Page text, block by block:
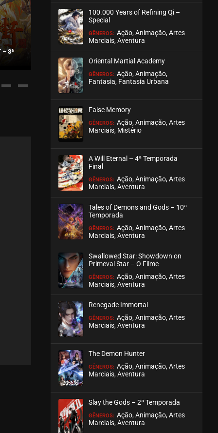
ASSISTIDO
ASSISTIDO
EPISÓDIO 428
ASSISTIDO
ASSISTIDO
ASSISTIDO
EPISÓDIO 425
ASSISTIDO
EPISÓDIO 424
EPISÓDIO 423
– 3ª
SILVER WING
STAR MARTIAL
100.000 Years of Refining Qi –
Special
GÊNEROS: Ação, Animação, Artes
Marciais, Aventura
Oriental Martial Academy
GÊNEROS: Ação, Animação,
Fantasia, Fantasia Urbana
False Memory
GÊNEROS: Ação, Animação, Artes
Marciais, Mistério
A Will Eternal – 4ª Temporada
Final
GÊNEROS: Ação, Animação, Artes
Marciais, Aventura
Tales of Demons and Gods – 10ª
Temporada
GÊNEROS: Ação, Animação, Artes
Marciais, Aventura
Swallowed Star: Showdown on
Primeval Star – O Filme
GÊNEROS: Ação, Animação, Artes
Marciais, Aventura
Renegade Immortal
GÊNEROS: Ação, Animação, Artes
Marciais, Aventura
The Demon Hunter
GÊNEROS: Ação, Animação, Artes
Marciais, Aventura
Slay the Gods – 2ª Temporada
GÊNEROS: Ação, Animação, Artes
Marciais, Aventura